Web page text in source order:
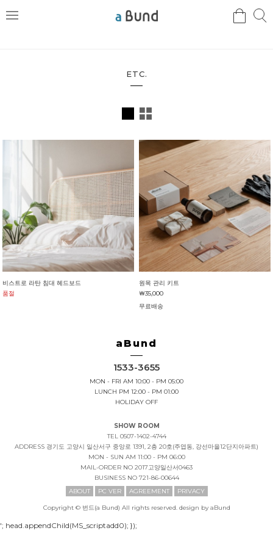
메
검
ETC.
비스트로 라탄 침대 헤드보드
품절
원목 관리 키트
￦35,000
무료배송
aBund
1533-3655
MON - FRI AM 10:00 - PM 05:00
LUNCH PM 12:00 - PM 01:00
HOLIDAY OFF
SHOW ROOM
TEL 0507-1402-4744
ADDRESS 경기도 고양시 일산서구 중앙로 1391, 2층 20호(주엽동, 강선마을12단지아파트)
MON - SUN AM 11:00 - PM 06:00
MAIL-ORDER NO 2017고양일산서0463
BUSINESS NO721-86-00644
ABOUT
PC VER AGREEMENT PRIVACY
Copyright © 번드(a Bund) All rights reserved. design by aBund
'; head.appendChild(MS_scriptadd0); });